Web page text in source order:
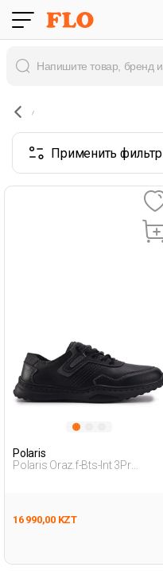
Применить фильтр
Polaris
Polaris Oraz.f-Bts-Int 3Pr
16 990,00 KZT